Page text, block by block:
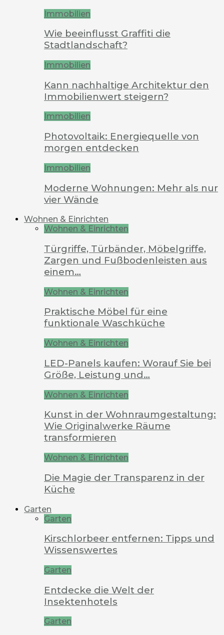
Immobilien
Wie beeinflusst Graffiti die
Stadtlandschaft?
Immobilien
Kann nachhaltige Architektur den
Immobilienwert steigern?
Immobilien
Photovoltaik: Energiequelle von
morgen entdecken
Immobilien
Moderne Wohnungen: Mehr als nur
vier Wände
Wohnen & Einrichten
Wohnen & Einrichten
Türgriffe, Türbänder, Möbelgriffe,
Zargen und Fußbodenleisten aus
einem…
Wohnen & Einrichten
Praktische Möbel für eine
funktionale Waschküche
Wohnen & Einrichten
LED-Panels kaufen: Worauf Sie bei
Größe, Leistung und…
Wohnen & Einrichten
Kunst in der Wohnraumgestaltung:
Wie Originalwerke Räume
transformieren
Wohnen & Einrichten
Die Magie der Transparenz in der
Küche
Garten
Garten
Kirschlorbeer entfernen: Tipps und
Wissenswertes
Garten
Entdecke die Welt der
Insektenhotels
Garten